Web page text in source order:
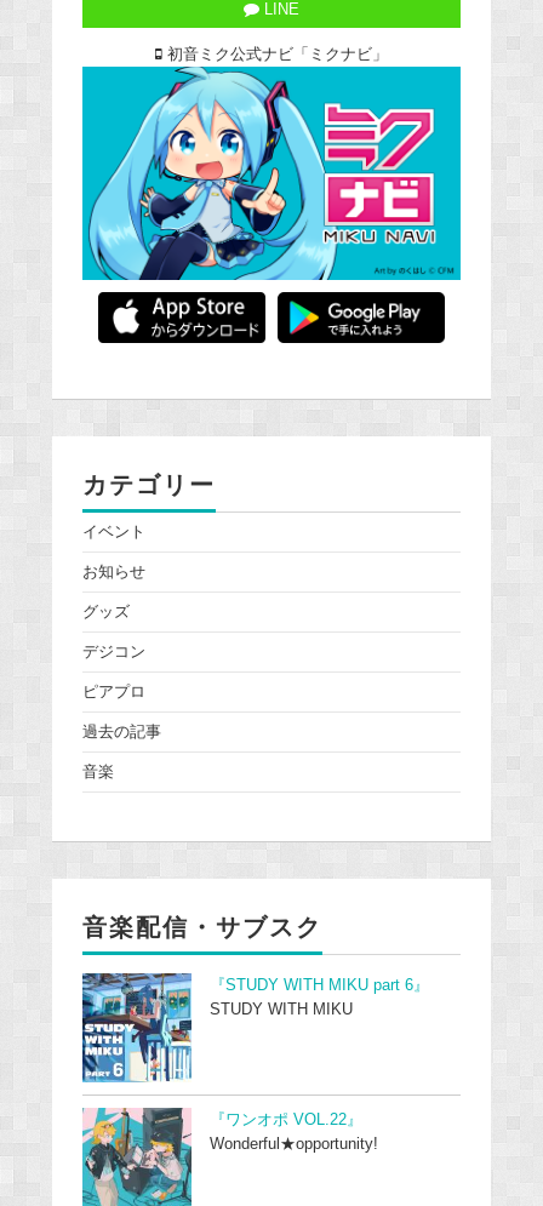
LINE
初音ミク公式ナビ「ミクナビ」
カテゴリー
イベント
お知らせ
グッズ
デジコン
ピアプロ
過去の記事
音楽
音楽配信・サブスク
『STUDY WITH MIKU part 6』
STUDY WITH MIKU
『ワンオポ VOL.22』
Wonderful★opportunity!